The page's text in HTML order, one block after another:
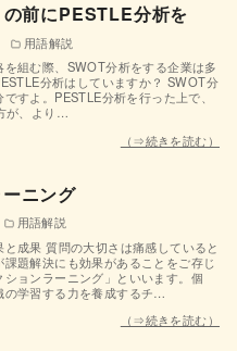
前にPESTLE分析を
用語解説
を組む際、SWOT分析をする企業は多
分析はしていますか？ SWOT分
すよ。PESTLE分析を行った上で、
が、より…
（⇒続きを読む）
ニング
用語解説
成果 質問の大切さは痛感していると
題解決にも効果があることをご存じ
ョンラーニング」といいます。個
の学習する力を養成するチ…
（⇒続きを読む）